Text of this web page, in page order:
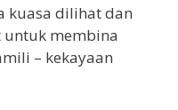
kuasa dilihat dan
membina
– kekayaan